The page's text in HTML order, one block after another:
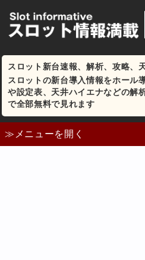
スロット新台速報、解析、攻略、
スロットの新台導入情報をホール
や設定表、天井ハイエナなどの解
で全部無料で見れます
≫メニューを開く